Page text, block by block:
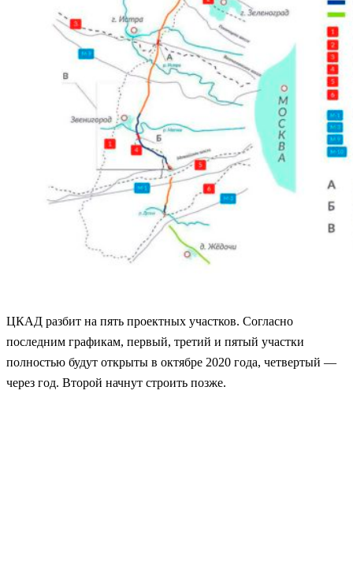
ЦКАД разбит на пять проектных участков. Согласно
последним графикам, первый, третий и пятый участки
полностью будут открыты в октябре 2020 года, четвертый —
через год. Второй начнут строить позже.